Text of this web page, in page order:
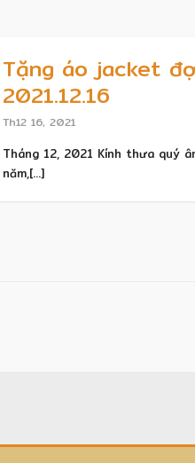
Tặng áo jacket
2021.12.16
Th12 16, 2021
Tháng 12, 2021 Kính thưa quý
năm,[...]